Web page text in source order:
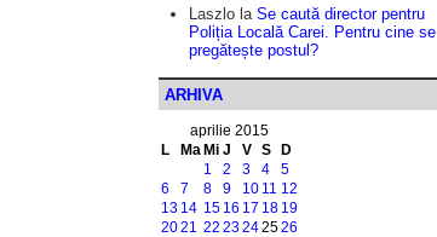
Laszlo la Se caută director pentru
Poliția Locală Carei. Pentru cine se
pregătește postul?
ARHIVA
aprilie 2015
L
Ma Mi J V S D
1 2 3 4
5
6
7 8 9 10 11 12
13 14 15 16 17 18 19
2021 22 23242526